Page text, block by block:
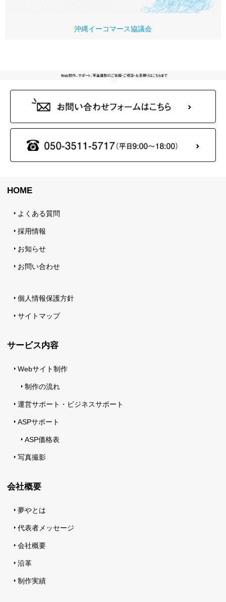
沖縄イーコマース協議会
HOME
よくある質問
採用情報
お知らせ
お問い合わせ
個人情報保護方針
サイトマップ
サービス内容
Webサイト制作
制作の流れ
運営サポート・ビジネスサポート
ASPサポート
ASP価格表
写真撮影
会社概要
夢やとは
代表者メッセージ
会社概要
沿革
制作実績